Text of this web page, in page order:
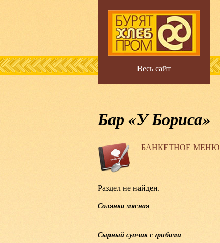
Весь сайт
Бар «У Бориса»
БАНКЕТНОЕ МЕНЮ
Раздел не найден.
Солянка мясная
Сырный супчик с грибами